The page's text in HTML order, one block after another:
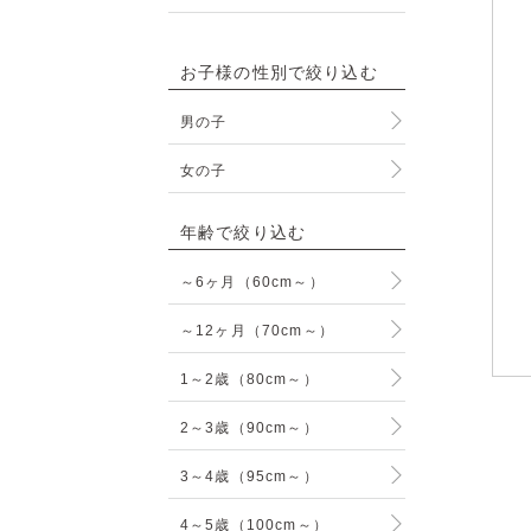
お子様の性別で絞り込む
男の子
女の子
年齢で絞り込む
～6ヶ月（60cm～）
～12ヶ月（70cm～）
1～2歳（80cm～）
2～3歳（90cm～）
3～4歳（95cm～）
4～5歳（100cm～）